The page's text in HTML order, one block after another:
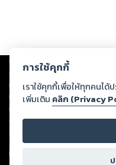
Copyright © 2026
ต่อผลงานหรือเนื้อหาใดที่อัปโหลดผ่
ทรัพย์สินทางปัญญาของบุคคลอื่น
ทุกท่านโปรดใช้วิจารณญาณในกา
หนึ่งส่วนใดขัดต่อกฎหมายและศีลธ
ดำเนินการในทันที ทั้งนี้ ทางสต
ลิขสิทธิ์ พ.ศ. 2537 (ฉบับล่าสุด)
For support:
การใช้คุกกี้
เราใช้คุกกี้เพื่อให้ทุกคนไ
เพิ่มเติม คลิก (Privacy